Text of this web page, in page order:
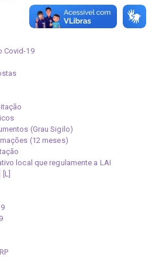
Covid-19
(Grau Sigilo)
(12 meses)
local que regulamente a LAI